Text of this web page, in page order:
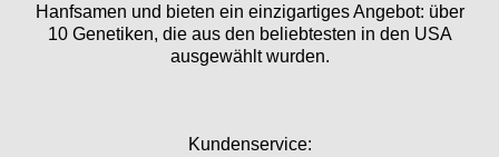
Hanfsamen und bieten ein einzigartiges Angebot: über
10 Genetiken, die aus den beliebtesten in den USA
ausgewählt wurden.
Kundenservice: